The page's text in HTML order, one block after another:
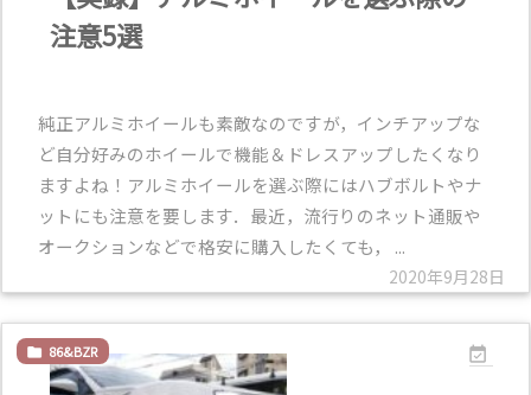
2020年9月28日
注意5選
純正アルミホイールも素敵なのですが，インチアップな
ど自分好みのホイールで機能＆ドレスアップしたくなり
ますよね！アルミホイールを選ぶ際にはハブボルトやナ
ットにも注意を要します．最近，流行りのネット通販や
オークションなどで格安に購入したくても， ...

 86&BZR